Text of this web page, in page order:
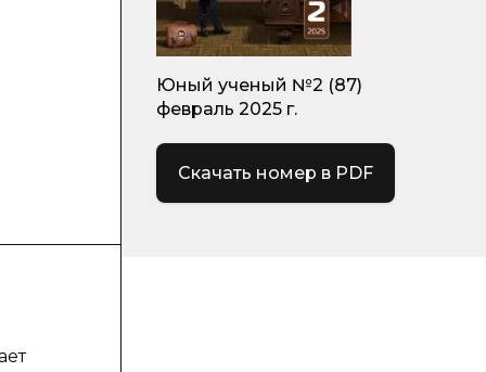
Юный ученый №2 (87)
февраль 2025 г.
Скачать номер в PDF